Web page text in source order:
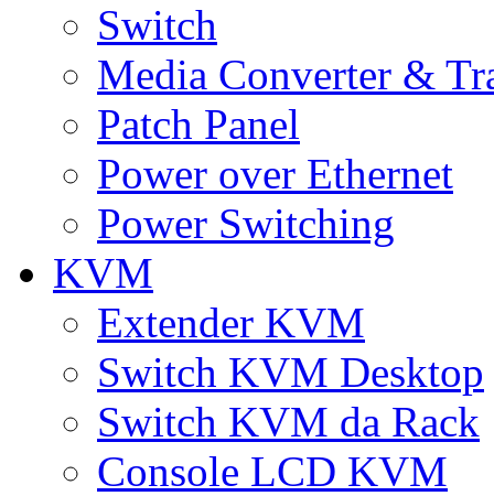
Switch
Media Converter &
Patch Panel
Power over Ethernet
Power Switching
KVM
Extender KVM
Switch KVM Desktop
Switch KVM da Rack
Console LCD KVM